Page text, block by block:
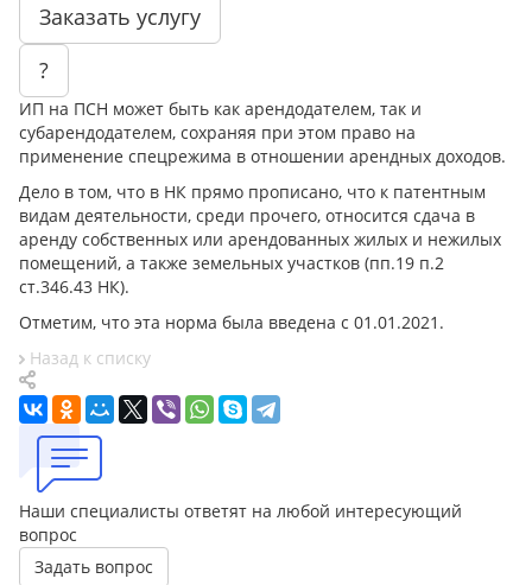
Заказать услугу
?
ИП на ПСН может быть как арендодателем, так и
субарендодателем, сохраняя при этом право на
применение спецрежима в отношении арендных доходов.
Дело в том, что в НК прямо прописано, что к патентным
видам деятельности, среди прочего, относится сдача в
аренду собственных или арендованных жилых и нежилых
помещений, а также земельных участков (пп.19 п.2
ст.346.43 НК).
Отметим, что эта норма была введена с 01.01.2021.
Назад к списку
Наши специалисты ответят на любой интересующий
вопрос
Задать вопрос